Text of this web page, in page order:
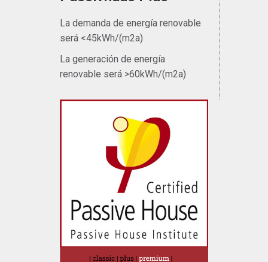
La demanda de energía renovable
será <45kWh/(m2a)
La generación de energía
renovable será >60kWh/(m2a)